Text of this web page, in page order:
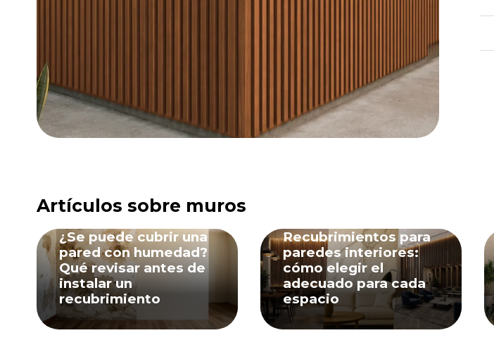
Artículos sobre muros
¿Se puede cubrir una
pared con humedad?
Qué revisar antes de
instalar un
recubrimiento
Recubrimientos para
paredes interiores:
cómo elegir el
adecuado para cada
espacio